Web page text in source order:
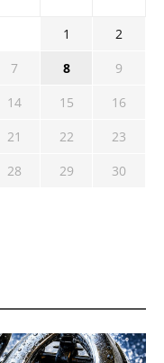
1
2
7 8
9
14 15
16
21 22
23
28 29
30